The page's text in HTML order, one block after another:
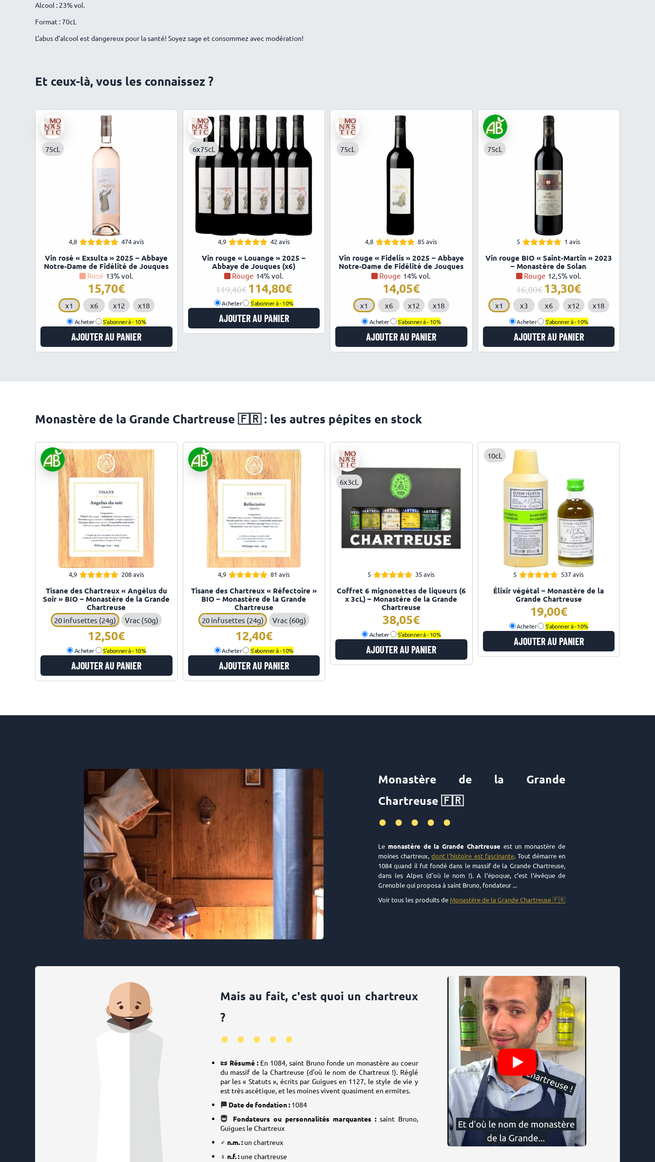
Alcool : 23% vol.
Format : 70cL
L’abus d’alcool est dangereux pour la santé! Soyez sage et consommez avec modération!
Et ceux-là, vous les connaissez ?
75cL
4,8
Note4.84
sur 5
474 avis
Vin rosé « Exsulta » 2025 – Abbaye
Notre-Dame de Fidélité de Jouques
Rosé 13% vol.
15,70
x1 x6 x12 x18
Acheter S'abonner à -10%
AJOUTER AU PANIER
6x75cL
4,9
sur 5
42 avis
Vin rouge « Louange » 2025 –
Abbaye de Jouques (x6)
Rouge 14% vol.
119,40
Le
prix
initial
était :
119,40€.
114,80
prix
actuel
114,80€.
Acheter S'abonner à -10%
AJOUTER AU PANIER
75cL
4,8
Note 4.79
sur 5
85 avis
Vin rouge « Fidelis » 2025 – Abbaye
Notre-Dame de Fidélité de Jouques
Rouge 14% vol.
14,05
x1 x6 x12 x18
Acheter S'abonner à -10%
AJOUTER AU PANIER
75cL
5
5.00
sur 5
1 avis
Vin rouge BIO « Saint-Martin » 2023
– Monastère de Solan
Rouge 12,5% vol.
16,00
Le
prix
initial
était :
16,00€.
13,30
prix
actuel
est :
13,30€.
x1 x3 x6 x12 x18
Acheter S'abonner à -10%
AJOUTER AU PANIER
Monastère de la Grande Chartreuse 🇫🇷 : les autres pépites en stock
4,9
Note
sur 5
208 avis
Tisane des Chartreux « Angélus du
Soir » BIO – Monastère de la Grande
Chartreuse
20 infusettes (24g) Vrac (50g)
12,50
Acheter S'abonner à -10%
AJOUTER AU PANIER
4,9
Note
sur 5
81 avis
Tisane des Chartreux « Réfectoire »
BIO – Monastère de la Grande
Chartreuse
20 infusettes (24g) Vrac (60g)
12,40
Acheter S'abonner à -10%
AJOUTER AU PANIER
6x3cL
5
Note
sur 5
35 avis
Coffret 6 mignonettes de liqueurs (6
x 3cL) – Monastère de la Grande
Chartreuse
38,05
Acheter S'abonner à -10%
AJOUTER AU PANIER
10cL
5
Note
sur 5
537 avis
Élixir végétal – Monastère de la
Grande Chartreuse
19,00
Acheter S'abonner à -10%
AJOUTER AU PANIER
Monastère de la Grande
Chartreuse 🇫🇷
•••••
Le monastère de la Grande Chartreuse est un monastère de
moines chartreux,dont l'histoire est fascinante. Tout démarre en
1084 quand il fut fondé dans le massif de la Grande Chartreuse,
dans les Alpes (d'où le nom !). A l’époque, c’est l’évêque de
Grenoble qui proposa à saint Bruno, fondateur ...
Voir tous les produits de Monastère de la Grande Chartreuse 🇫🇷
Mais au fait, c'est quoi un chartreux
?
•••••
📜 Résumé :En 1084, saint Bruno fonde un monastère au coeur
du massif de la Chartreuse (d'où le nom de Chartreux !). Réglé
par les « Statuts », écrits par Guigues en 1127, le style de vie y
est très ascétique, et les moines vivent quasiment en ermites.
🏁 Date de fondation :1084
😇 Fondateurs ou personnalités marquantes : saint Bruno,
Guigues le Chartreux
♂️ n.m. :un chartreux
♀️ n.f. :une chartreuse